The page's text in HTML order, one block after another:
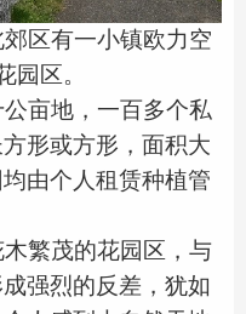
区有一小镇欧力空
园区。
亩地，一百多个私
形或方形，面积大
由个人租赁种植管
繁茂的花园区，与
强烈的反差，犹如